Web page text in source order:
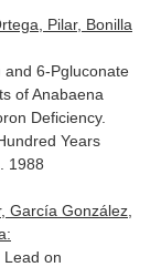
Pilar, Bonilla
6-Pgluconate
of Anabaena
Deficiency.
Years
1988
García González,
Lead on